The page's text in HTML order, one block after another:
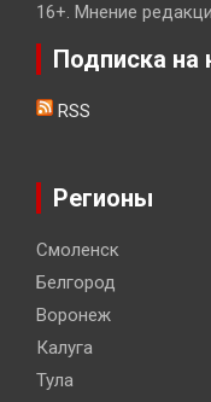
16+. Мнение
Подписка на
RSS
Регионы
Смоленск
Белгород
Воронеж
Калуга
Тула